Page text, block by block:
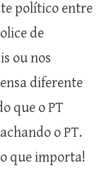
político entre
de
ou nos
diferente
que o PT
o PT.
que importa!